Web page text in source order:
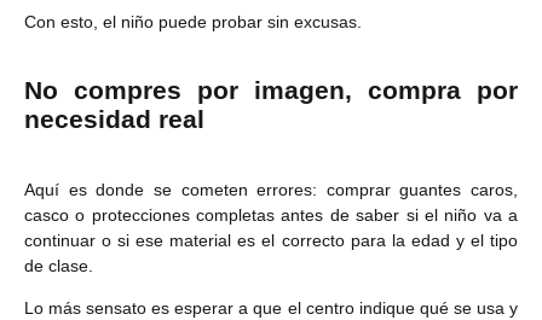
Con esto, el niño puede probar sin excusas.
No compres por imagen, compra por
necesidad real
Aquí es donde se cometen errores: comprar guantes caros,
casco o protecciones completas antes de saber si el niño va a
continuar o si ese material es el correcto para la edad y el tipo
de clase.
Lo más sensato es esperar a que el centro indique qué se usa y